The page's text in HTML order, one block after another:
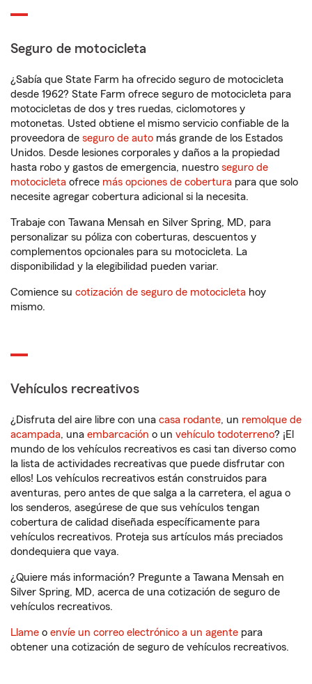
Seguro de motocicleta
¿Sabía que State Farm ha ofrecido seguro de motocicleta
desde 1962? State Farm ofrece seguro de motocicleta para
motocicletas de dos y tres ruedas, ciclomotores y
motonetas. Usted obtiene el mismo servicio confiable de la
proveedora de seguro de auto más grande de los Estados
Unidos. Desde lesiones corporales y daños a la propiedad
hasta robo y gastos de emergencia, nuestro seguro de
motocicleta ofrece más opciones de cobertura para que solo
necesite agregar cobertura adicional si la necesita.
Trabaje con Tawana Mensah en Silver Spring, MD, para
personalizar su póliza con coberturas, descuentos y
complementos opcionales para su motocicleta. La
disponibilidad y la elegibilidad pueden variar.
Comience su cotización de seguro de motocicleta hoy
mismo.
Vehículos recreativos
¿Disfruta del aire libre con una casa rodante, un remolque de
acampada, una embarcación o un vehículo todoterreno? ¡El
mundo de los vehículos recreativos es casi tan diverso como
la lista de actividades recreativas que puede disfrutar con
ellos! Los vehículos recreativos están construidos para
aventuras, pero antes de que salga a la carretera, el agua o
los senderos, asegúrese de que sus vehículos tengan
cobertura de calidad diseñada específicamente para
vehículos recreativos. Proteja sus artículos más preciados
dondequiera que vaya.
¿Quiere más información? Pregunte a Tawana Mensah en
Silver Spring, MD, acerca de una cotización de seguro de
vehículos recreativos.
Llame o envíe un correo electrónico a un agente para
obtener una cotización de seguro de vehículos recreativos.